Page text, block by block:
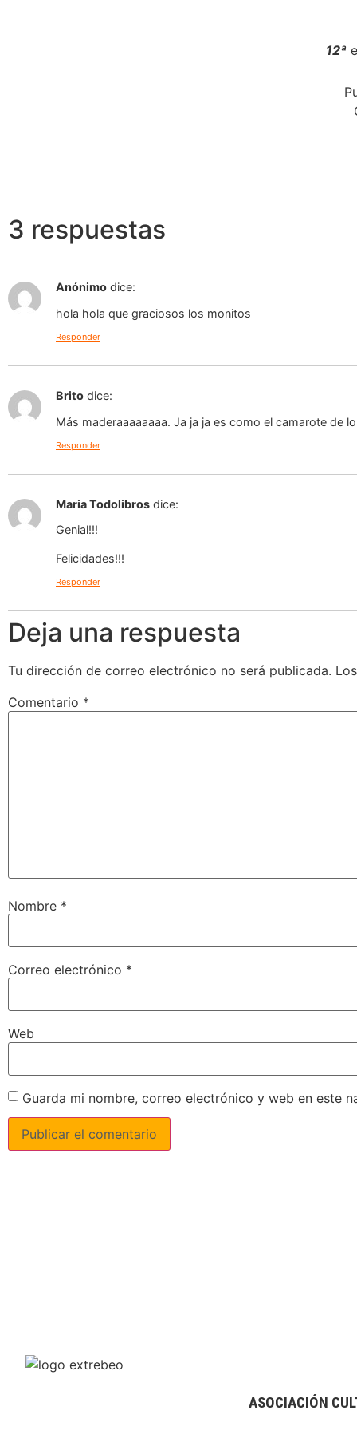
12ª
3 respuestas
Anónimo dice:
hola hola que graciosos los monitos
Responder
Brito dice:
Más maderaaaaaaaa. Ja ja ja es como el camarote de
Responder
Maria Todolibros dice:
Genial!!!
Felicidades!!!
Responder
Deja una respuesta
Tu dirección de correo electrónico no será publicada.
Comentario *
Nombre *
Correo electrónico *
Web
Guarda mi nombre, correo electrónico y web en este
ASOCIACIÓN